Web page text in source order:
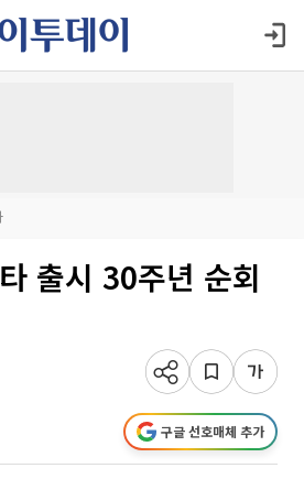
출시 30주년 순회
구글 선호매체 추가